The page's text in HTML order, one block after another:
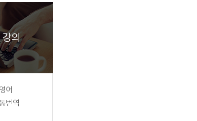
강의
어
번역